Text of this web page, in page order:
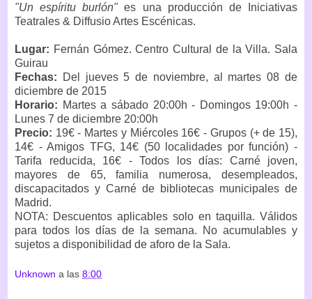
"Un espíritu burlón"es una producción de Iniciativas
Teatrales & Diffusio Artes Escénicas.
Lugar: Fernán Gómez. Centro Cultural de la Villa. Sala
Guirau
Fechas: Del jueves 5 de noviembre, al martes 08 de
diciembre de 2015
Horario: Martes a sábado 20:00h - Domingos 19:00h -
Lunes 7 de diciembre 20:00h
Precio: 19€ - Martes y Miércoles 16€ - Grupos (+ de 15),
14€ - Amigos TFG, 14€ (50 localidades por función) -
Tarifa reducida, 16€ - Todos los días: Carné joven,
mayores de 65, familia numerosa, desempleados,
discapacitados y Carné de bibliotecas municipales de
Madrid.
NOTA: Descuentos aplicables solo en taquilla. Válidos
para todos los días de la semana. No acumulables y
sujetos a disponibilidad de aforo de la Sala.
Unknown a las 8:00